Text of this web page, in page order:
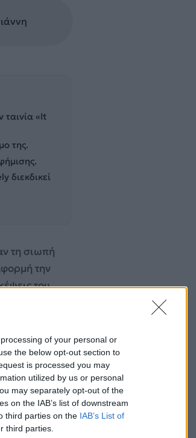
of your personal or
the below opt-out section to
is processed you may
utilized by us or personal
may separately opt-out of the
on the IAB’s list of downstream
third parties on the IAB’s List of
third parties.
ταινία «It
της.
διεκδικεί
τη σιωπή
την
του
και την